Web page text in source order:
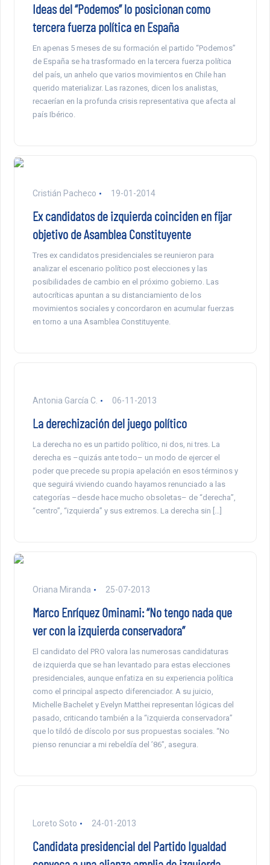
Ideas del “Podemos” lo posicionan como
tercera fuerza política en España
En apenas 5 meses de su formación el partido “Podemos”
de España se ha trasformado en la tercera fuerza política
del país, un anhelo que varios movimientos en Chile han
querido materializar. Las razones, dicen los analistas,
recaerían en la profunda crisis representativa que afecta al
país Ibérico.
Cristián Pacheco 19-01-2014
Ex candidatos de izquierda coinciden en fijar
objetivo de Asamblea Constituyente
Tres ex candidatos presidenciales se reunieron para
analizar el escenario político post elecciones y las
posibilidades de cambio en el próximo gobierno. Las
autocríticas apuntan a su distanciamiento de los
movimientos sociales y concordaron en acumular fuerzas
en torno a una Asamblea Constituyente.
Antonia García C. 06-11-2013
La derechización del juego político
La derecha no es un partido político, ni dos, ni tres. La
derecha es –quizás ante todo– un modo de ejercer el
poder que precede su propia apelación en esos términos y
que seguirá viviendo cuando hayamos renunciado a las
categorías –desde hace mucho obsoletas– de “derecha”,
“centro”, “izquierda” y sus extremos. La derecha sin […]
Oriana Miranda 25-07-2013
Marco Enríquez Ominami: “No tengo nada que
ver con la izquierda conservadora”
El candidato del PRO valora las numerosas candidaturas
de izquierda que se han levantado para estas elecciones
presidenciales, aunque enfatiza en su experiencia política
como el principal aspecto diferenciador. A su juicio,
Michelle Bachelet y Evelyn Matthei representan lógicas del
pasado, criticando también a la “izquierda conservadora”
que lo tildó de díscolo por sus propuestas sociales. “No
pienso renunciar a mi rebeldía del ’86”, asegura.
Loreto Soto 24-01-2013
Candidata presidencial del Partido Igualdad